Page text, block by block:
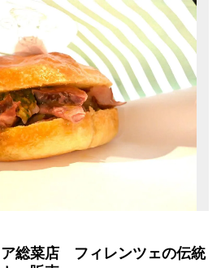
総菜店 フィレンツェの伝統